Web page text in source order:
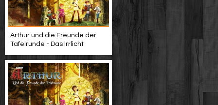
Arthur und die Freunde der
Tafelrunde - Das Irrlicht